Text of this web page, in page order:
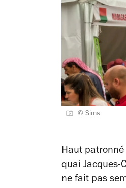
© Sims
Haut
quai Jacques-
ne fait pas